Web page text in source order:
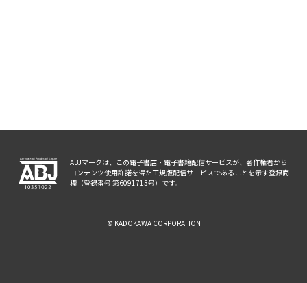
ABJマークは、この電子書店・電子書籍配信サービスが、著作権者から
コンテンツ使用許諾を得た正規版配信サービスであることを示す登録商
標（登録番号 第6091713号）です。
© KADOKAWA CORPORATION